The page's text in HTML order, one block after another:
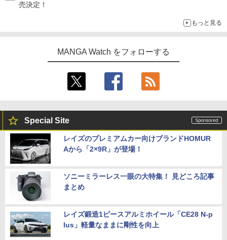
売決定！
もっと見る
MANGA Watch をフォローする
Special Site
レイズのプレミアムカー向けブランドHOMUR
Aから「2×9R」が登場！
ソニーミラーレス一眼の大特集！ 見どころ記事
まとめ
レイズ鍛造1ピースアルミホイール「CE28 N-p
lus」軽量なままに剛性を向上